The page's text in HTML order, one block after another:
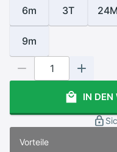
6m 3T 24M
9m
IN DEN
Vorteile